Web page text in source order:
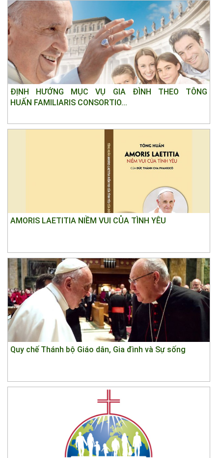
ĐỊNH HƯỚNG MỤC VỤ GIA ĐÌNH THEO TÔNG
HUẤN FAMILIARIS CONSORTIO...
AMORIS LAETITIA NIỀM VUI CỦA TÌNH YÊU
Quy chế Thánh bộ Giáo dân, Gia đình và Sự sống